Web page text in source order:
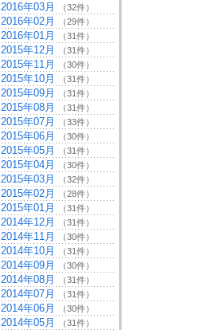
2016年03月 （32件）
2016年02月 （29件）
2016年01月 （31件）
2015年12月 （31件）
2015年11月 （30件）
2015年10月 （31件）
2015年09月 （31件）
2015年08月 （31件）
2015年07月 （33件）
2015年06月 （30件）
2015年05月 （31件）
2015年04月 （30件）
2015年03月 （32件）
2015年02月 （28件）
2015年01月 （31件）
2014年12月 （31件）
2014年11月 （30件）
2014年10月 （31件）
2014年09月 （30件）
2014年08月 （31件）
2014年07月 （31件）
2014年06月 （30件）
2014年05月 （31件）